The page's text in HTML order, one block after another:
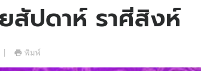
สถิติหวยไทย
สัปดาห์ ราศีสิงห์
พิมพ์